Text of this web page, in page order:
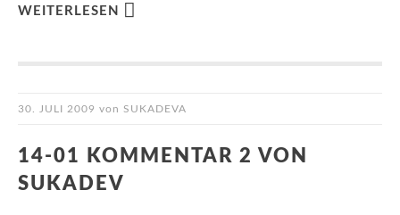
WEITERLESEN
30. JULI 2009 von SUKADEVA
14-01 KOMMENTAR 2 VON
SUKADEV